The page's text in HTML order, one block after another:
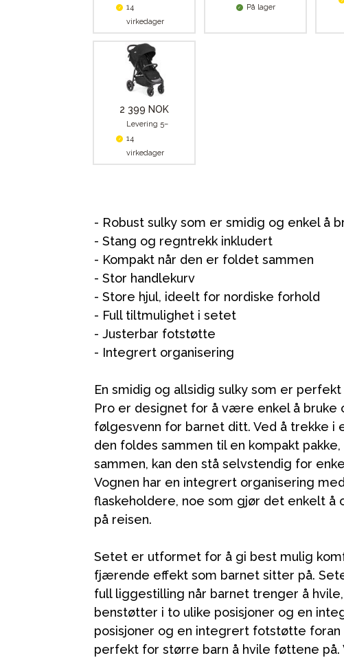
14
virkedager
På lager
2 399 NOK
Levering 5–
14
virkedager
- Robust sulky som er smidig og enkel å
- Stang og regntrekk inkludert
- Kompakt når den er foldet sammen
- Stor handlekurv
- Store hjul, ideelt for nordiske forhold
- Full tiltmulighet i setet
- Justerbar fotstøtte
- Integrert organisering
En smidig og allsidig sulky som er
Pro er designet for å være enkel å
følgesvenn for barnet ditt. Ved å trekke i
den foldes sammen til en kompakt
sammen, kan den stå selvstendig for
Vognen har en integrert organisering
flaskeholdere, noe som gjør det enkelt å
på reisen.
Setet er utformet for å gi best mulig
fjærende effekt som barnet sitter på.
full liggestilling når barnet trenger å
benstøtter i to ulike posisjoner og en
posisjoner og en integrert fotstøtte foran
perfekt for større barn å hvile føttene på.